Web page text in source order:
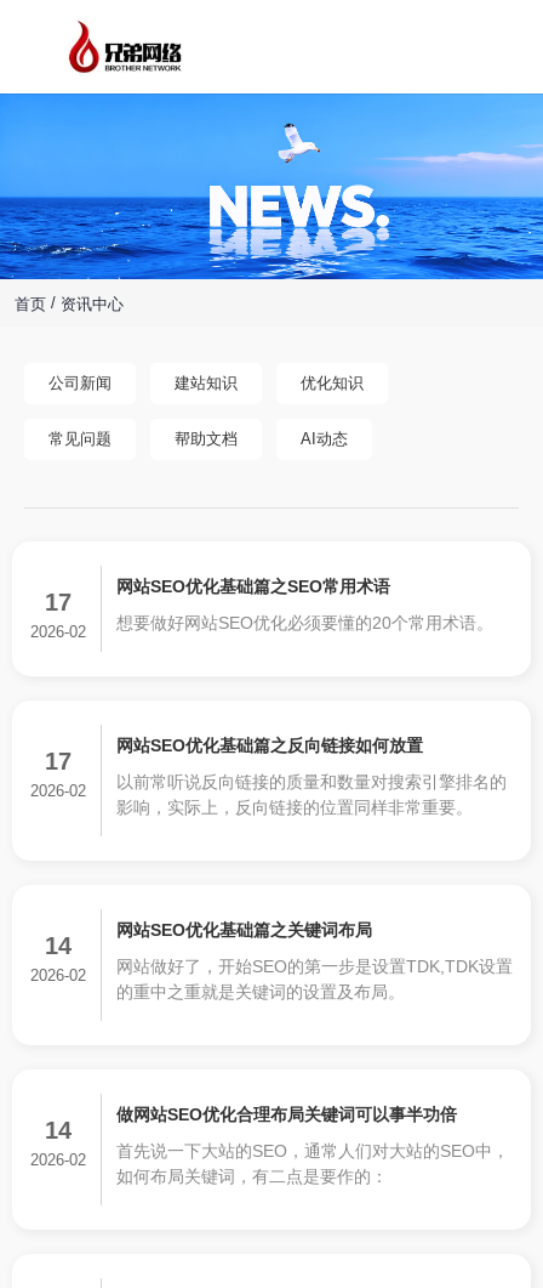
首页 / 资讯中心
公司新闻 建站知识 优化知识
常见问题 帮助文档 AI动态
17
2026-02
网站SEO优化基础篇之SEO常用术语
想要做好网站SEO优化必须要懂的20个常用术语。
17
2026-02
网站SEO优化基础篇之反向链接如何放置
以前常听说反向链接的质量和数量对搜索引擎排名的
影响，实际上，反向链接的位置同样非常重要。
14
2026-02
网站SEO优化基础篇之关键词布局
网站做好了，开始SEO的第一步是设置TDK,TDK设置
的重中之重就是关键词的设置及布局。
14
2026-02
做网站SEO优化合理布局关键词可以事半功倍
首先说一下大站的SEO，通常人们对大站的SEO中，
如何布局关键词，有二点是要作的：